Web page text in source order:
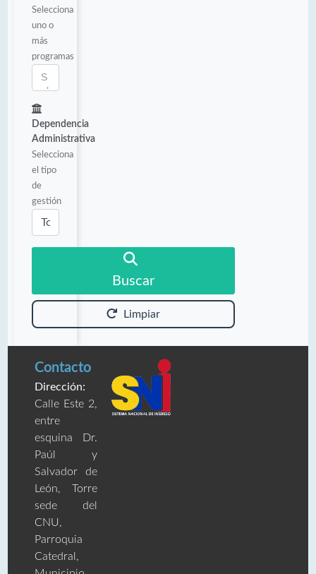
Selecciona
uno o
más
programas
Dependencia
Administrativa
Selecciona
el tipo
de
gestión
Buscar
Limpiar
Contacto
Dirección:
Calle Este 2,
entre
esquina Dr.
Paúl y
Salvador de
León, Torre
sede del
CNU,
Parroquia
Catedral,